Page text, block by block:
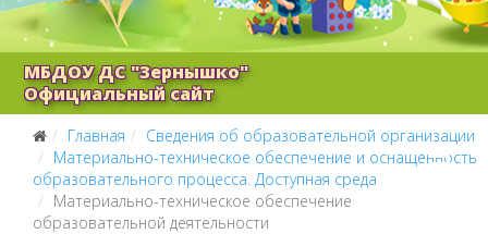
МБДОУ ДС "Зернышко"
Официальный сайт
Главная
Сведения об образовательной организации
Материально-техническое обеспечение и оснащенность
образовательного процесса. Доступная среда
Материально-техническое обеспечение
образовательной деятельности